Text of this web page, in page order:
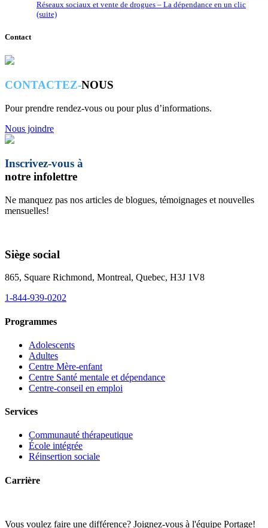
Réseaux sociaux et vente de drogues – La dépendance en un clic
(suite)
Contact
CONTACTEZ-NOUS
Pour prendre rendez-vous ou pour plus d’informations.
Nous joindre
Inscrivez-vous à
notre infolettre
Ne manquez pas nos articles de blogues, témoignages et nouvelles
mensuelles!
Siège social
865, Square Richmond, Montreal, Quebec, H3J 1V8
1-844-939-0202
Programmes
Adolescents
Adultes
Centre Mère-enfant
Centre Santé mentale et dépendance
Centre-conseil en emploi
Services
Communauté thérapeutique
École intégrée
Réinsertion sociale
Carrière
Vous voulez faire une différence? Joignez-vous à l'équipe Portage!